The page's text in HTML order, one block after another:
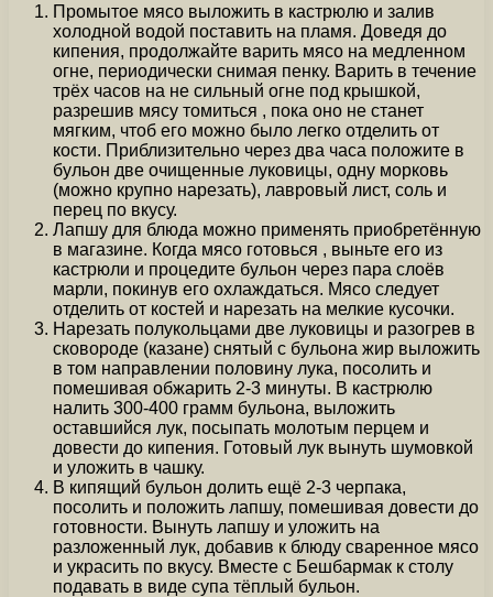
Промытое мясо выложить в кастрюлю и залив
холодной водой поставить на пламя. Доведя до
кипения, продолжайте варить мясо на медленном
огне, периодически снимая пенку. Варить в течение
трёх часов на не сильный огне под крышкой,
разрешив мясу томиться , пока оно не станет
мягким, чтоб его можно было легко отделить от
кости. Приблизительно через два часа положите в
бульон две очищенные луковицы, одну морковь
(можно крупно нарезать), лавровый лист, соль и
перец по вкусу.
Лапшу для блюда можно применять приобретённую
в магазине. Когда мясо готовься , выньте его из
кастрюли и процедите бульон через пара слоёв
марли, покинув его охлаждаться. Мясо следует
отделить от костей и нарезать на мелкие кусочки.
Нарезать полукольцами две луковицы и разогрев в
сковороде (казане) снятый с бульона жир выложить
в том направлении половину лука, посолить и
помешивая обжарить 2-3 минуты. В кастрюлю
налить 300-400 грамм бульона, выложить
оставшийся лук, посыпать молотым перцем и
довести до кипения. Готовый лук вынуть шумовкой
и уложить в чашку.
В кипящий бульон долить ещё 2-3 черпака,
посолить и положить лапшу, помешивая довести до
готовности. Вынуть лапшу и уложить на
разложенный лук, добавив к блюду сваренное мясо
и украсить по вкусу. Вместе с Бешбармак к столу
подавать в виде супа тёплый бульон.